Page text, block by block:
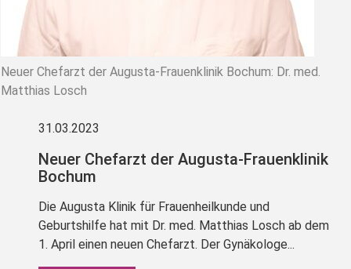
Neuer Chefarzt der Augusta-Frauenklinik Bochum: Dr. med.
Matthias Losch
31.03.2023
Neuer Chefarzt der Augusta-Frauenklinik
Bochum
Die Augusta Klinik für Frauenheilkunde und
Geburtshilfe hat mit Dr. med. Matthias Losch ab dem
1. April einen neuen Chefarzt. Der Gynäkologe...